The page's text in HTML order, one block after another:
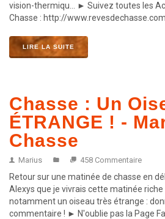
vision-thermiqu... ► Suivez toutes les
Chasse : http://
LIRE LA SUITE
Chasse : Un
ÉTRANGE ! -
Chasse
Marius 458 Commentaire
Retour sur une matinée de chasse en
Alexys que je vivrais cette matinée
notamment un oiseau très étrange :
commentaire ! ► N'oublie pas la Page